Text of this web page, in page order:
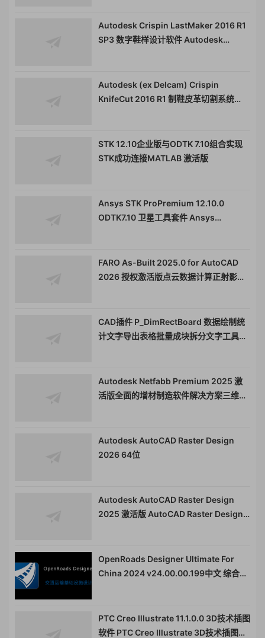
Autodesk Crispin LastMaker 2016 R1
SP3 数字鞋样设计软件 Autodesk
Autodesk (ex Delcam) Crispin
KnifeCut 2016 R1 制鞋皮革切割系统
STK 12.10企业版与ODTK 7.10组合实现
STK成功连接MATLAB 激活版
Ansys STK ProPremium 12.10.0
ODTK7.10 卫星工具套件 Ansys
FARO As-Built 2025.0 for AutoCAD
2026 授权激活版点云数据计算正射影像
CAD插件 P_DimRectBoard 数据绘制统
计文字导出表格批量成块拆分文字工具
Autodesk Netfabb Premium 2025 激
活版全面的增材制造软件解决方案三维打
Autodesk AutoCAD Raster Design
2026 64位
Autodesk AutoCAD Raster Design
2025 激活版 AutoCAD Raster Design
OpenRoads Designer Ultimate For
China 2024 v24.00.00.199中文 综合桥
PTC Creo Illustrate 11.1.0.0 3D技术插图
软件 PTC Creo Illustrate 3D技术插图软